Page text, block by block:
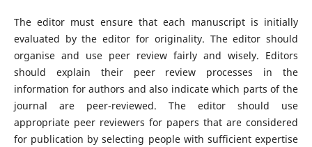
The editor must ensure that each manuscript is initially
evaluated by the editor for originality. The editor should
organise and use peer review fairly and wisely. Editors
should explain their peer review processes in the
information for authors and also indicate which parts of the
journal are peer-reviewed. The editor should use
appropriate peer reviewers for papers that are considered
for publication by selecting people with sufficient expertise